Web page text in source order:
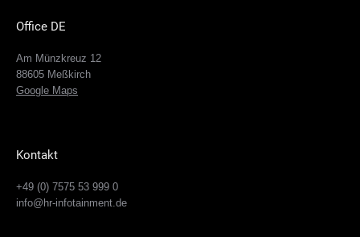
Office DE
Am Münzkreuz 12
88605 Meßkirch
Google Maps
Kontakt
+49 (0) 7575 53 999 0
info@hr-infotainment.de